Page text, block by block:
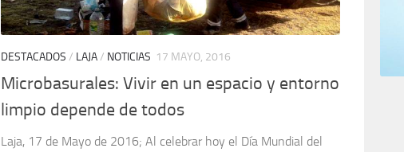
DESTACADOS / LAJA/ NOTICIAS 17 MAYO, 2016
Microbasurales: Vivir en un espacio y entorno
limpio depende de todos
Laja, 17 de Mayo de 2016; Al celebrar hoy el Día Mundial del